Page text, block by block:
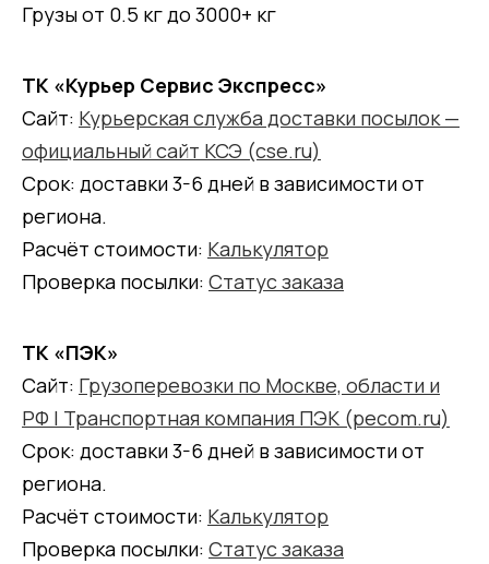
Грузы от 0.5 кг до 3000+ кг
ТК «Курьер Сервис Экспресс»
Сайт: Курьерская служба доставки посылок —
официальный сайт КСЭ (cse.ru)
Срок: доставки 3-6 дней в зависимости от
региона.
Расчёт стоимости: Калькулятор
Проверка посылки: Статус заказа
ТК «ПЭК»
Сайт: Грузоперевозки по Москве, области и
РФ | Транспортная компания ПЭК (pecom.ru)
Срок: доставки 3-6 дней в зависимости от
региона.
Расчёт стоимости: Калькулятор
Проверка посылки: Статус заказа